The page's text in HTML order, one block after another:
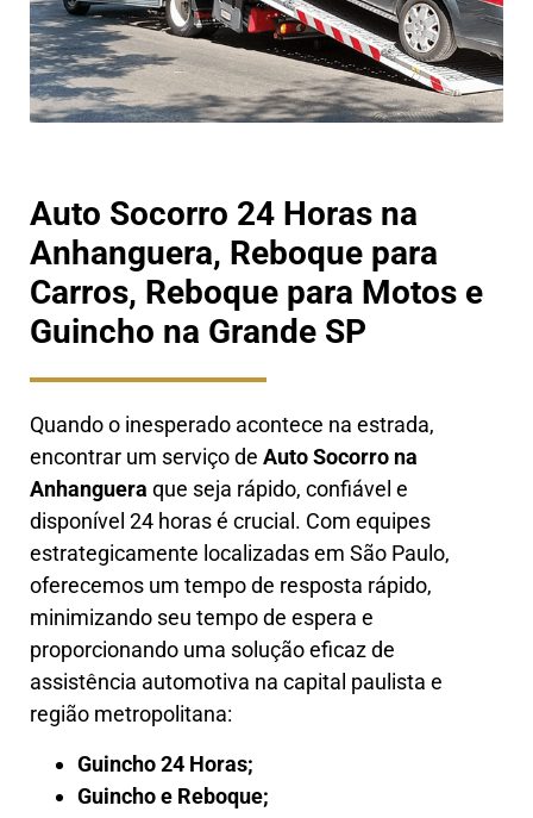
Auto Socorro 24 Horas na
Anhanguera, Reboque para
Carros, Reboque para Motos e
Guincho na Grande SP
Quando o inesperado acontece na estrada,
encontrar um serviço de Auto Socorro na
Anhanguera que seja rápido, confiável e
disponível 24 horas é crucial. Com equipes
estrategicamente localizadas em São Paulo,
oferecemos um tempo de resposta rápido,
minimizando seu tempo de espera e
proporcionando uma solução eficaz de
assistência automotiva na capital paulista e
região metropolitana:
Guincho 24 Horas;
Guincho e Reboque;